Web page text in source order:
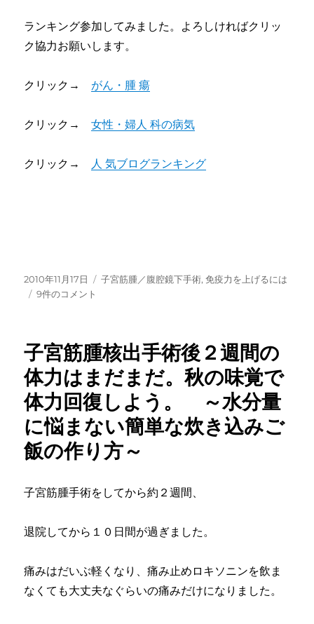
ランキング参加してみました。よろしければクリッ
ク協力お願いします。
クリック→ がん・腫 瘍
クリック→女性・婦人 科の病気
クリック→ 人 気ブログランキング
投
稿
2010年11月17日
カ
子宮筋腫／腹腔鏡下手術,免疫力を上げるには
腹
使
っ
た
子
宮
筋
腫
核
手
術
１
経
過
9件のコメント
子宮筋腫核出手術後２週間の
体力はまだまだ。秋の味覚で
体力回復しよう。 ～水分量
に悩まない簡単な炊き込みご
飯の作り方～
子宮筋腫手術をしてから約２週間、
退院してから１０日間が過ぎました。
痛みはだいぶ軽くなり、痛み止めロキソニンを飲ま
なくても大丈夫なぐらいの痛みだけになりました。